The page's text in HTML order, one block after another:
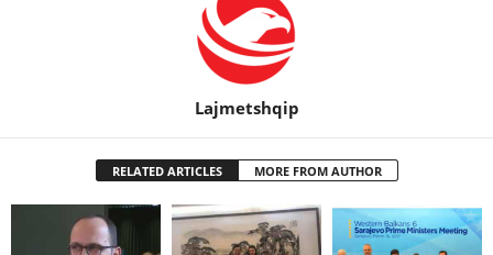
Lajmetshqip
RELATED ARTICLES MORE FROM AUTHOR